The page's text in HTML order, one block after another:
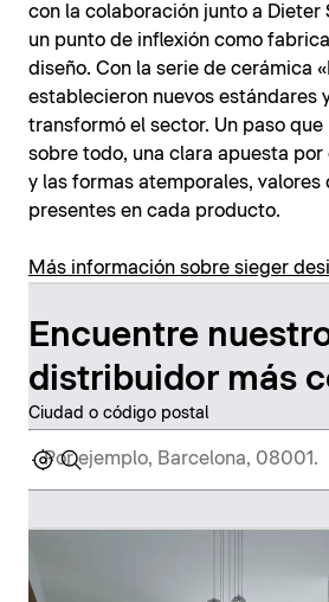
con la colaboración junto a Dieter
un punto de inflexión como
diseño. Con la serie de cerámica
establecieron nuevos estándares
transformó el sector. Un paso que
sobre todo, una clara apuesta
y las formas atemporales, valores
presentes en cada producto.
Más información sobre sieger
Encuentre
distribuidor más
Ciudad o código postal